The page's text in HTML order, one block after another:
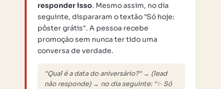
responder isso. Mesmo assim, no dia
seguinte, dispararam o textão "Só hoje:
pôster grátis". A pessoa recebe
promoção sem nunca ter tido uma
conversa de verdade.
"Qual é a data do aniversário?" → (lead
não responde) → no dia seguinte: "✨ Só